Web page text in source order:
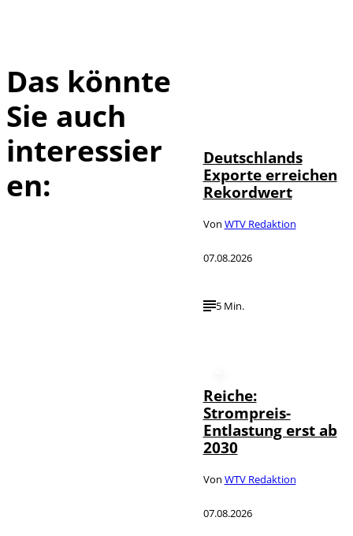
Das könnte
Sie auch
interessier
en:
Deutschlands
Exporte erreichen
Rekordwert
Von WTV Redaktion
07.08.2026
5 Min.
Reiche:
Strompreis-
Entlastung erst ab
2030
Von WTV Redaktion
07.08.2026